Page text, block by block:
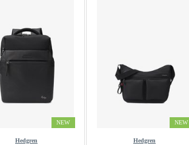
NEW
Hedgren
NEW
Hedgren